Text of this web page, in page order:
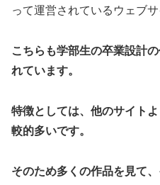
って運営されているウェブサ
こちらも学部生の卒業設計
れています。
特徴としては、他のサイト
較的多いです。
そのため多くの作品を見て